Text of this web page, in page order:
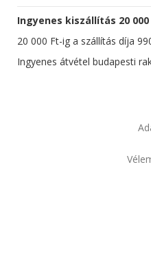
Ingyenes kiszállítás 20
20 000 Ft-ig a szállítás díja
Ingyenes átvétel budapesti